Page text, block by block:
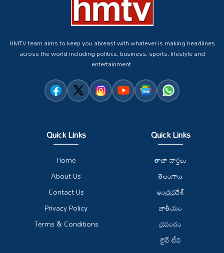
HMTV team aims to keep you abreast with whatever is making headlines
across the world including politics, business, sports, lifestyle and
entertainment.
Quick Links
Home
About Us
Contact Us
Privacy Policy
Terms & Conditions
Quick Links
తాజా వార్తలు
తెలంగాణ
ఆంధ్రప్రదేశ్
జాతీయం
ప్రపంచం
లైవ్ టీవి